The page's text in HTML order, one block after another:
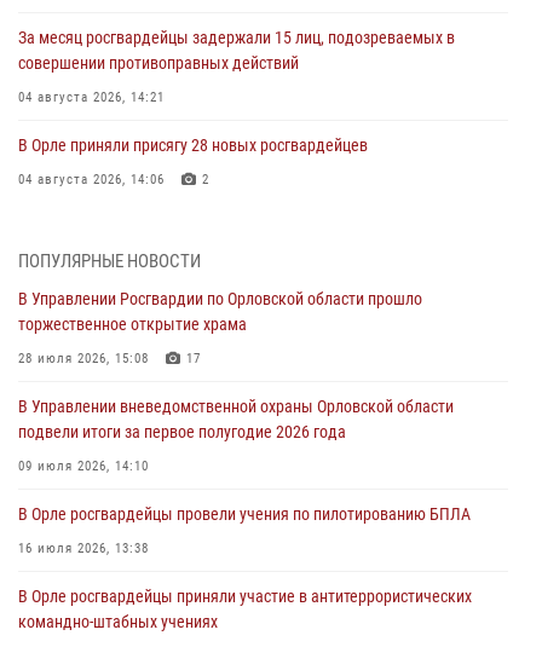
За месяц росгвардейцы задержали 15 лиц, подозреваемых в
совершении противоправных действий
04 августа 2026, 14:21
В Орле приняли присягу 28 новых росгвардейцев
04 августа 2026, 14:06 2
предоставлении госуслуг
Росгвардейцы обеспечили безопасность во время празднования
Дня ВДВ
В Орле росгвардейцы приняли участие в учениях на избирательном
участке
Жительница Мценска сдала в Росгвардию незарегистрированное
31 июля 2026, 13:16
ПОПУЛЯРНЫЕ НОВОСТИ
В Управлении Росгвардии по Орловской области прошло
торжественное открытие храма
28 июля 2026, 15:08 17
В Управлении вневедомственной охраны Орловской области
подвели итоги за первое полугодие 2026 года
09 июля 2026, 14:10
В Орле росгвардейцы провели учения по пилотированию БПЛА
16 июля 2026, 13:38
В Орле росгвардейцы приняли участие в антитеррористических
командно-штабных учениях